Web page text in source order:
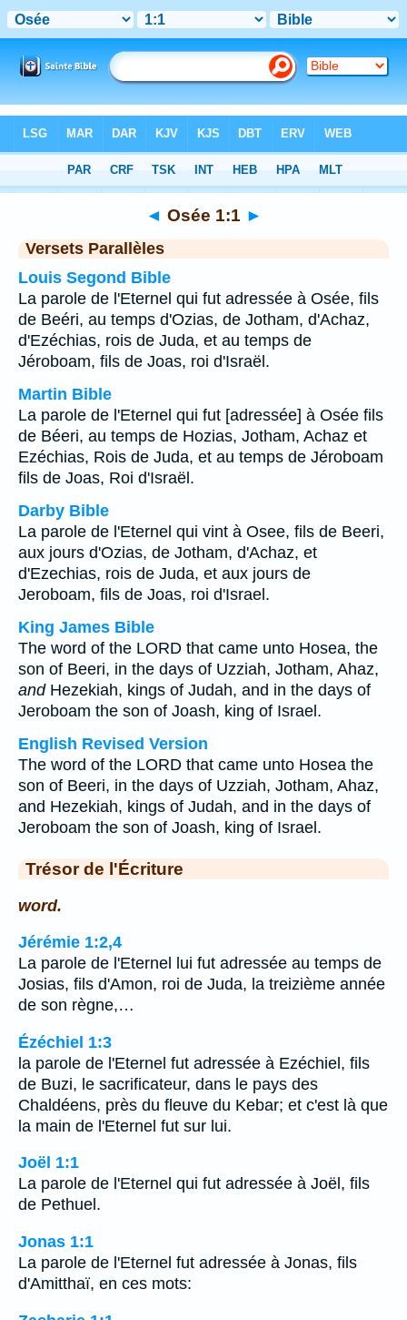
Chapitre 1> Verset 1
◄ Osée 1:1 ►
Versets Parallèles
Louis Segond Bible
La parole de l'Eternel qui fut adressée à Osée, fils
de Beéri, au temps d'Ozias, de Jotham, d'Achaz,
d'Ezéchias, rois de Juda, et au temps de
Jéroboam, fils de Joas, roi d'Israël.
Martin Bible
La parole de l'Eternel qui fut [adressée] à Osée fils
de Béeri, au temps de Hozias, Jotham, Achaz et
Ezéchias, Rois de Juda, et au temps de Jéroboam
fils de Joas, Roi d'Israël.
Darby Bible
La parole de l'Eternel qui vint à Osee, fils de Beeri,
aux jours d'Ozias, de Jotham, d'Achaz, et
d'Ezechias, rois de Juda, et aux jours de
Jeroboam, fils de Joas, roi d'Israel.
King James Bible
The word of the LORD that came unto Hosea, the
son of Beeri, in the days of Uzziah, Jotham, Ahaz,
andHezekiah, kings of Judah, and in the days of
Jeroboam the son of Joash, king of Israel.
English Revised Version
The word of the LORD that came unto Hosea the
son of Beeri, in the days of Uzziah, Jotham, Ahaz,
and Hezekiah, kings of Judah, and in the days of
Jeroboam the son of Joash, king of Israel.
Trésor de l'Écriture
word.
Jérémie 1:2,4
La parole de l'Eternel lui fut adressée au temps de
Josias, fils d'Amon, roi de Juda, la treizième année
de son règne,…
Ézéchiel 1:3
la parole de l'Eternel fut adressée à Ezéchiel, fils
de Buzi, le sacrificateur, dans le pays des
Chaldéens, près du fleuve du Kebar; et c'est là que
la main de l'Eternel fut sur lui.
Joël 1:1
La parole de l'Eternel qui fut adressée à Joël, fils
de Pethuel.
Jonas 1:1
La parole de l'Eternel fut adressée à Jonas, fils
d'Amitthaï, en ces mots: